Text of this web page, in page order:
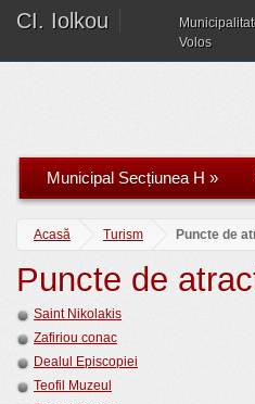
CI. Iolkou
Volos
Municipal Secțiunea H »
Acasă Turism Puncte de
Puncte de
Saint Nikolakis
Zafiriou conac
Dealul Episcopiei
Teofil Muzeul